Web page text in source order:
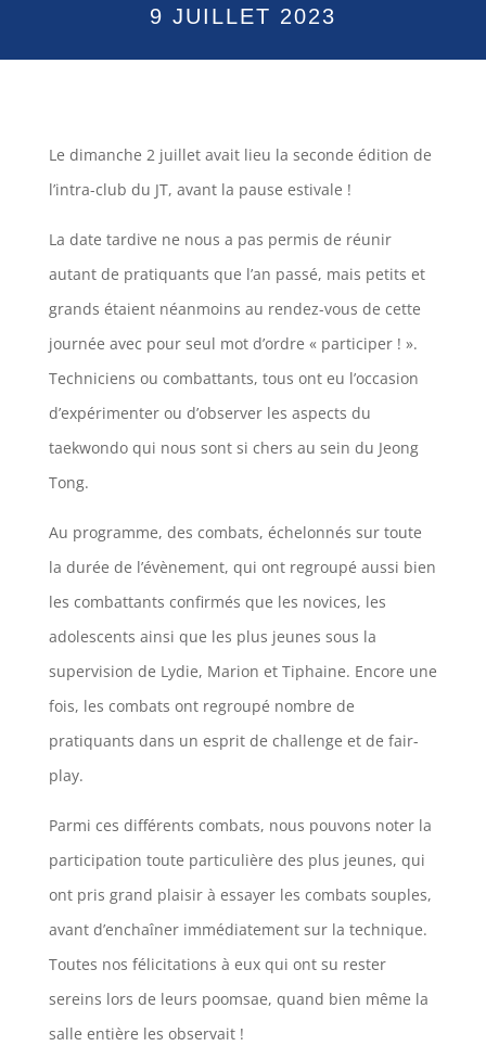
9 JUILLET 2023
Le dimanche 2 juillet avait lieu la seconde édition de
l’intra-club du JT, avant la pause estivale !
La date tardive ne nous a pas permis de réunir
autant de pratiquants que l’an passé, mais petits et
grands étaient néanmoins au rendez-vous de cette
journée avec pour seul mot d’ordre « participer ! ».
Techniciens ou combattants, tous ont eu l’occasion
d’expérimenter ou d’observer les aspects du
taekwondo qui nous sont si chers au sein du Jeong
Tong.
Au programme, des combats, échelonnés sur toute
la durée de l’évènement, qui ont regroupé aussi bien
les combattants confirmés que les novices, les
adolescents ainsi que les plus jeunes sous la
supervision de Lydie, Marion et Tiphaine. Encore une
fois, les combats ont regroupé nombre de
pratiquants dans un esprit de challenge et de fair-
play.
Parmi ces différents combats, nous pouvons noter la
participation toute particulière des plus jeunes, qui
ont pris grand plaisir à essayer les combats souples,
avant d’enchaîner immédiatement sur la technique.
Toutes nos félicitations à eux qui ont su rester
sereins lors de leurs poomsae, quand bien même la
salle entière les observait !